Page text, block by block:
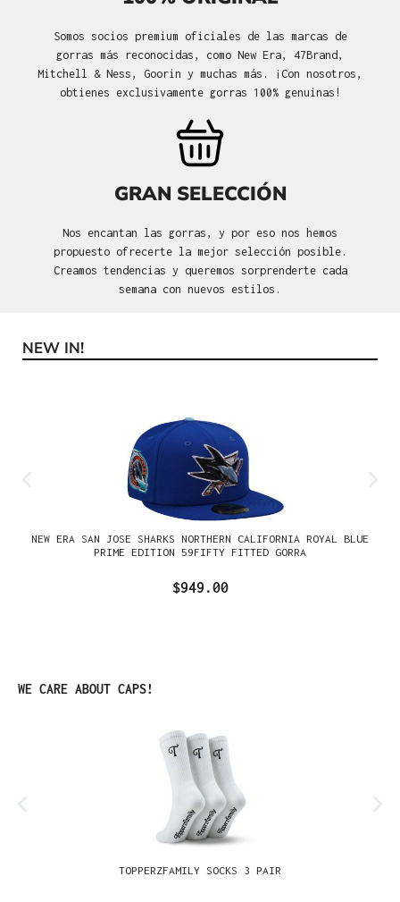
Somos socios premium oficiales de las marcas de
gorras más reconocidas, como New Era, 47Brand,
Mitchell & Ness, Goorin y muchas más. ¡Con nosotros,
obtienes exclusivamente gorras 100% genuinas!
GRAN SELECCIÓN
Nos encantan las gorras, y por eso nos hemos
propuesto ofrecerte la mejor selección posible.
Creamos tendencias y queremos sorprenderte cada
semana con nuevos estilos.
Omitir la galería de productos
NEW IN!
NEW ERA SAN JOSE SHARKS NORTHERN CALIFORNIA ROYAL BLUE
PRIME EDITION 59FIFTY FITTED GORRA
$949.00
Omitir la galería de productos
WE CARE ABOUT CAPS!
TOPPERZFAMILY SOCKS 3 PAIR